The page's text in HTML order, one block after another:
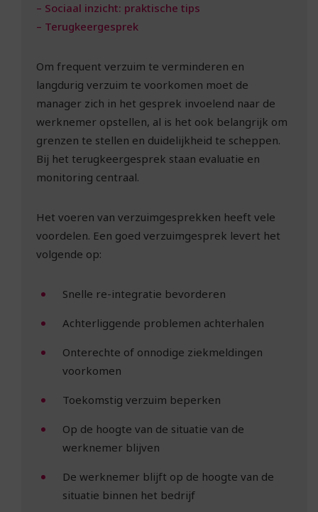
– Sociaal inzicht: praktische tips
– Terugkeergesprek
Om frequent verzuim te verminderen en
langdurig verzuim te voorkomen moet de
manager zich in het gesprek invoelend naar de
werknemer opstellen, al is het ook belangrijk om
grenzen te stellen en duidelijkheid te scheppen.
Bij het terugkeergesprek staan evaluatie en
monitoring centraal.
Het voeren van verzuimgesprekken heeft vele
voordelen. Een goed verzuimgesprek levert het
volgende op:
Snelle re-integratie bevorderen
Achterliggende problemen achterhalen
Onterechte of onnodige ziekmeldingen
voorkomen
Toekomstig verzuim beperken
Op de hoogte van de situatie van de
werknemer blijven
De werknemer blijft op de hoogte van de
situatie binnen het bedrijf